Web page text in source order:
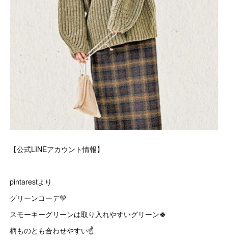
【公式LINEアカウント情報】
pintarestより
グリーンコーデ💚
スモーキーグリーンは取り入れやすいグリーン🍀
柄ものとも合わせやすい☝️